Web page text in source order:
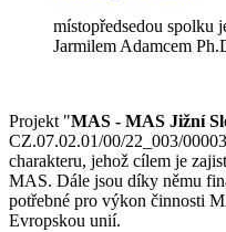
místopředsedou spolku
Jarmilem Adamcem
Projekt "MAS - MAS Jižní
CZ.07.02.01/00/22_003/
charakteru, jehož cílem je
MAS. Dále jsou díky němu
potřebné pro výkon činnosti
Evropskou unií.